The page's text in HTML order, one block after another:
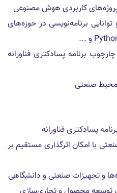
کاربردی هوش مصنوعی
برنامه‌نویسی در حوزه‌های
برنامه پسادکتری فناورانه
محیط صنعتی
پسا‌دکتری فناورانه
با امکان اثرگذاری مستقیم بر
و تجهیزات صنعتی و دانشگاهی